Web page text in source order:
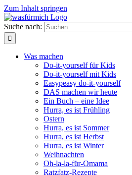
Zum Inhalt springen
Suche nach:
Was machen
Do-it-yourself für Kids
Do-it-yourself mit Kids
Easypeasy do-it-yourself
DAS machen wir heute
Ein Buch – eine Idee
Hurra, es ist Frühling
Ostern
Hurra, es ist Sommer
Hurra, es ist Herbst
Hurra, es ist Winter
Weihnachten
Oh-la-la-für-Omama
Ratzfatz-Rezepte